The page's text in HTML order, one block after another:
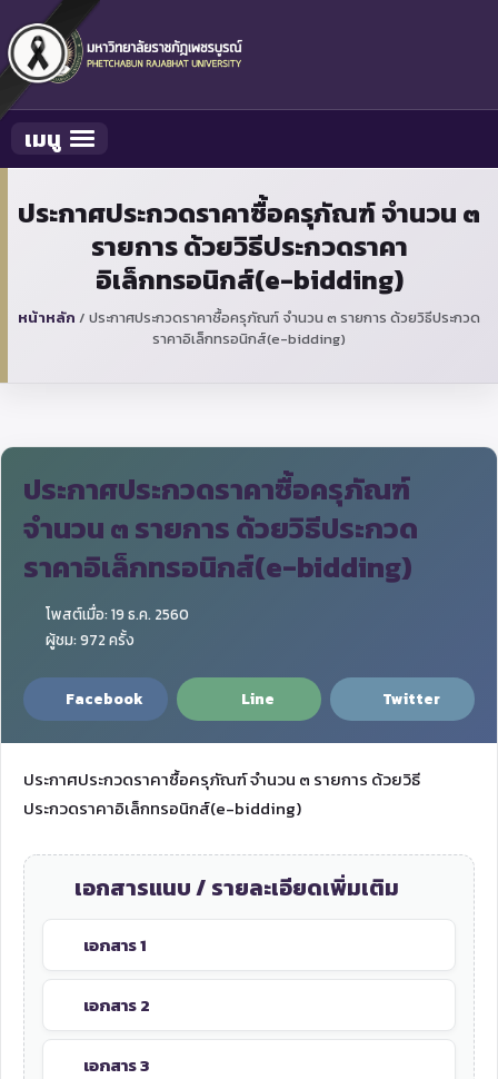
Toggle navigation
เมนู
ประกาศประกวดราคาซื้อครุภัณฑ์ จำนวน ๓
รายการ ด้วยวิธีประกวดราคา
อิเล็กทรอนิกส์(e-bidding)
หน้าหลัก / ประกาศประกวดราคาซื้อครุภัณฑ์ จำนวน ๓ รายการ ด้วยวิธีประกวด
ราคาอิเล็กทรอนิกส์(e-bidding)
ประกาศประกวดราคาซื้อครุภัณฑ์
จำนวน ๓ รายการ ด้วยวิธีประกวด
ราคาอิเล็กทรอนิกส์(e-bidding)
โพสต์เมื่อ: 19 ธ.ค. 2560
ผู้ชม: 972 ครั้ง
Facebook Line Twitter
ประกาศประกวดราคาซื้อครุภัณฑ์ จำนวน ๓ รายการ ด้วยวิธี
ประกวดราคาอิเล็กทรอนิกส์(e-bidding)
เอกสารแนบ / รายละเอียดเพิ่มเติม
เอกสาร 1
เอกสาร 2
เอกสาร 3